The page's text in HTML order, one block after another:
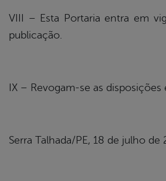
VIII – Esta Portaria entra em
publicação.
IX – Revogam-se as
Serra Talhada/PE, 18 de julho de